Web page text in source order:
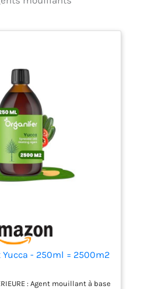
quantité pour traiter de
efficacement.
augmentant l'efficacité de
l'irrigation et diminuant
les besoins en eau.
SOUTIENT LA VIE DU SOL :
Aide à maintenir
l'humidité nécessaire au
développement des micro-
organismes bénéfiques
dans le sol.
PRODUIT
sûre pour améliorer la
gestion de l'eau.
- 250ml = 2500m2
: Agent mouillant à base